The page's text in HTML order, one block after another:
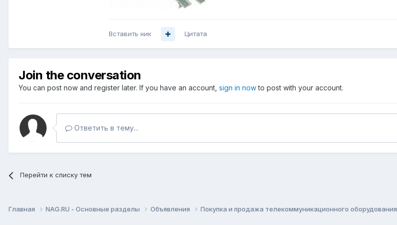
Вставить ник Цитата
Join the conversation
You can post now and register later. If you have an account, sign in nowto post with your account.
Ответить в тему...
Перейти к списку тем
Главная NAG.RU - Основные разделы Объявления Покупка и продажа телекоммуникационного оборудования